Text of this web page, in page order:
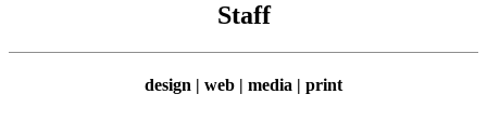
Staff
design | web | media | print